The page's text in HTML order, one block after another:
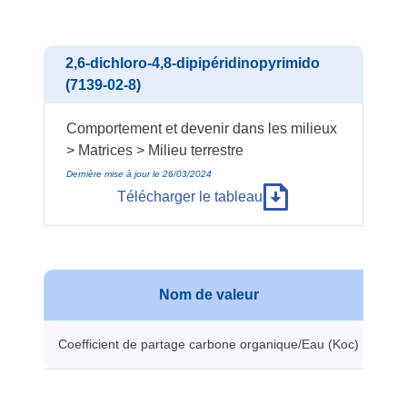
2,6-dichloro-4,8-dipipéridinopyrimido
(7139-02-8)
Comportement et devenir dans les milieux
> Matrices > Milieu terrestre
Dernière mise à jour le 26/03/2024
Télécharger le tableau
Nom de valeur
Coefficient de partage carbone organique/Eau (Koc)